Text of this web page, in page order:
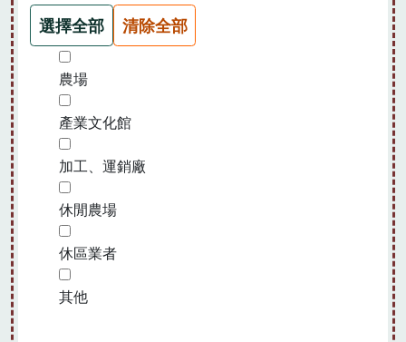
選擇全部 清除全部
農場
產業文化館
加工、運銷廠
休閒農場
休區業者
其他